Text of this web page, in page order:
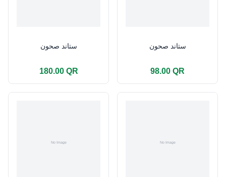
ستاند صحون
180.00 QR
ستاند صحون
98.00 QR